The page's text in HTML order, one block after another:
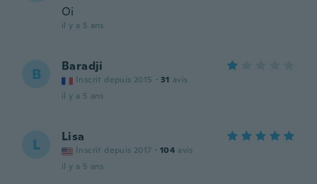
Oi
il y a 5 ans
B Baradji
Inscrit depuis 2015 · 31 avis
il y a 5 ans
L Lisa
Inscrit depuis 2017 · 104 avis
il y a 5 ans